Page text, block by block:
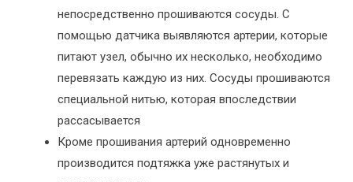
непосредственно прошиваются сосуды. С
помощью датчика выявляются артерии, которые
питают узел, обычно их несколько, необходимо
перевязать каждую из них. Сосуды прошиваются
специальной нитью, которая впоследствии
рассасывается
Кроме прошивания артерий одновременно
производится подтяжка уже растянутых и